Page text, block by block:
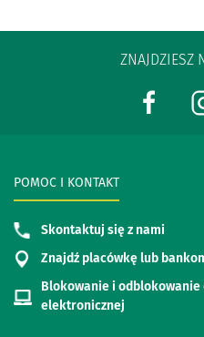
ZNAJDZIESZ
POMOC I KONTAKT
Skontaktuj się z nami
Znajdź placówkę lub
Blokowanie i
elektronicznej